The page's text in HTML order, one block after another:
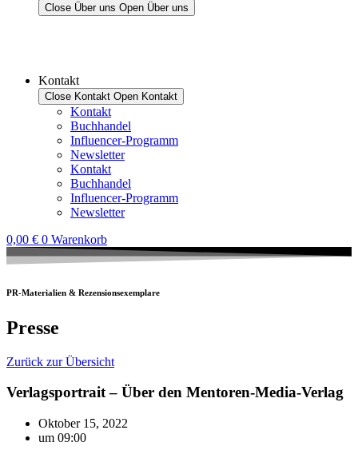
Close Über uns Open Über uns
Kontakt
Close Kontakt Open Kontakt
Kontakt
Buchhandel
Influencer-Programm
Newsletter
Kontakt
Buchhandel
Influencer-Programm
Newsletter
0,00 € 0 Warenkorb
PR-Materialien & Rezensionsexemplare
Presse
Zurück zur Übersicht
Verlagsportrait – Über den Mentoren-Media-Verlag
Oktober 15, 2022
um 09:00